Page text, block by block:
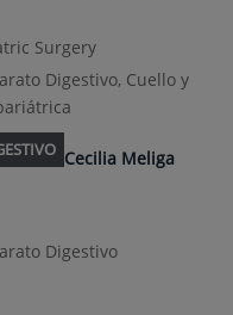
Surgery
Digestivo, Cuello y
Cecilia Meliga
Digestivo